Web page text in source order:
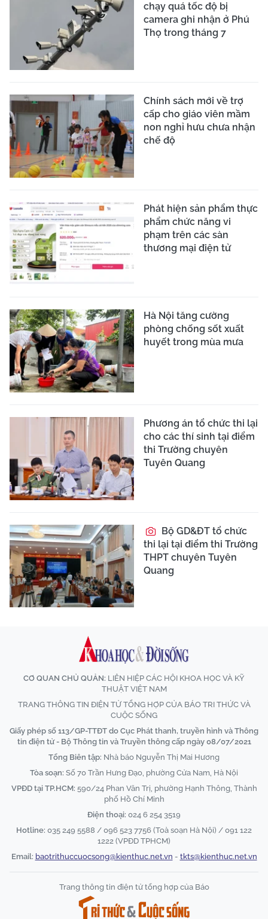
chạy quá tốc độ bị
camera ghi nhận ở Phú
Thọ trong tháng 7
Chính sách mới về trợ
cấp cho giáo viên mầm
non nghỉ hưu chưa nhận
chế độ
Phát hiện sản phẩm thực
phẩm chức năng vi
phạm trên các sàn
thương mại điện tử
Hà Nội tăng cường
phòng chống sốt xuất
huyết trong mùa mưa
Phương án tổ chức thi lại
cho các thí sinh tại điểm
thi Trường chuyên
Tuyên Quang
Bộ GD&ĐT tổ chức
thi lại tại điểm thi Trường
THPT chuyên Tuyên
Quang
CƠ QUAN CHỦ QUẢN: LIÊN HIỆP CÁC HỘI KHOA HỌC VÀ KỸ
THUẬT VIỆT NAM
TRANG THÔNG TIN ĐIỆN TỬ TỔNG HỢP CỦA BÁO TRI THỨC VÀ
CUỘC SỐNG
Giấy phép số 113/GP-TTĐT do Cục Phát thanh, truyền hình và Thông
tin điện tử - Bộ Thông tin và Truyền thông cấp ngày 08/07/2021
Tổng Biên tập: Nhà báo Nguyễn Thị Mai Hương
Tòa soạn: Số 70 Trần Hưng Đạo, phường Cửa Nam, Hà Nội
VPĐD tại TP.HCM: 590/24 Phan Văn Trị, phường Hạnh Thông, Thành
phố Hồ Chí Minh
Điện thoại: 024 6 254 3519
Hotline: 035 249 5588 / 096 523 7756 (Toà soạn Hà Nội) / 091 122
1222 (VPĐD TPHCM)
Email: baotrithuccuocsong@kienthuc.net.vn - tkts@kienthuc.net.vn
Trang thông tin điện tử tổng hợp của Báo